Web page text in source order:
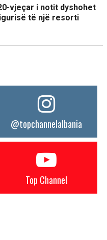
vjeçar i notit dyshohet
të një resorti
@topchannelalbania
Top Channel